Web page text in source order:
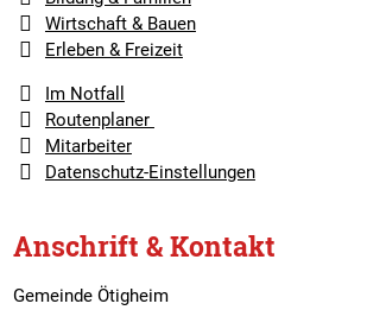
Wirtschaft & Bauen
Erleben & Freizeit
Im Notfall
Routenplaner
Mitarbeiter
Datenschutz-Einstellungen
Anschrift & Kontakt
Gemeinde Ötigheim